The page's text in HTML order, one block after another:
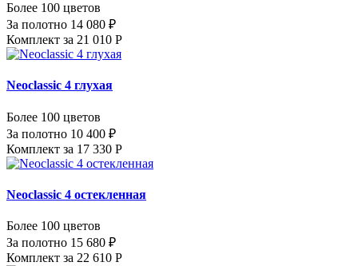
Более 100 цветов
За полотно 14 080 ₽
Комплект за 21 010 Р
Neoclassic 4 глухая
Более 100 цветов
За полотно 10 400 ₽
Комплект за 17 330 Р
Neoclassic 4 остекленная
Более 100 цветов
За полотно 15 680 ₽
Комплект за 22 610 Р